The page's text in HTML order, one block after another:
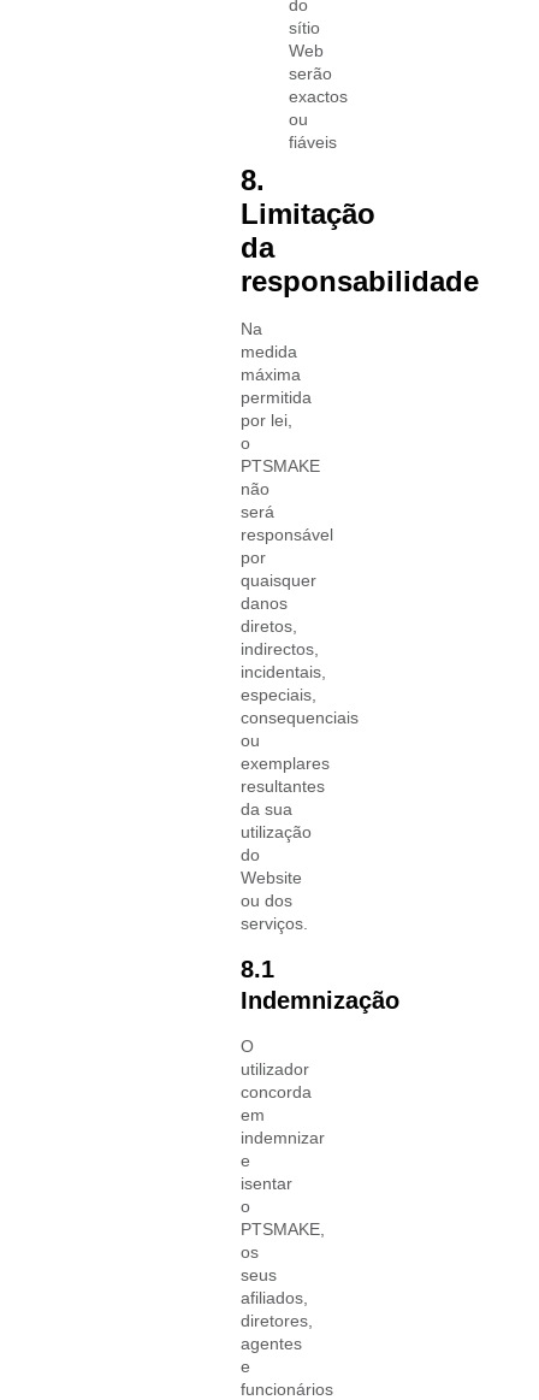
do
sítio
Web
serão
exactos
ou
fiáveis
8.
Limitação
da
responsabilidade
Na
medida
máxima
permitida
por lei,
o
PTSMAKE
não
será
responsável
por
quaisquer
danos
diretos,
indirectos,
incidentais,
especiais,
consequenciais
ou
exemplares
resultantes
da sua
utilização
do
Website
ou dos
serviços.
8.1
Indemnização
O
utilizador
concorda
em
indemnizar
e
isentar
o
PTSMAKE,
os
seus
afiliados,
diretores,
agentes
e
funcionários